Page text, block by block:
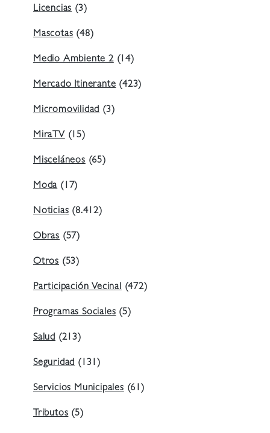
Licencias (3)
Mascotas (48)
Medio Ambiente 2(14)
Mercado Itinerante (423)
Micromovilidad (3)
MiraTV (15)
Misceláneos (65)
Moda (17)
Noticias (8.412)
Obras (57)
Otros (53)
Participación Vecinal (472)
Programas Sociales (5)
Salud (213)
Seguridad (131)
Servicios Municipales (61)
Tributos (5)